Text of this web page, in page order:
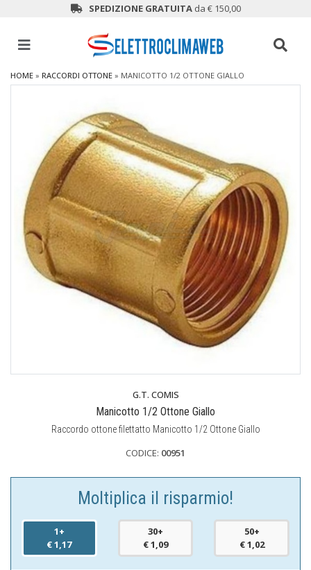
SPEDIZIONE GRATUITAda € 150,00
HOME » RACCORDI OTTONE » MANICOTTO 1/2 OTTONE GIALLO
G.T. COMIS
Manicotto 1/2 Ottone Giallo
Raccordo ottone filettatto Manicotto 1/2 Ottone Giallo
CODICE: 00951
Moltiplica il risparmio!
1+
€ 1,17
30+
€ 1,09
50+
€ 1,02